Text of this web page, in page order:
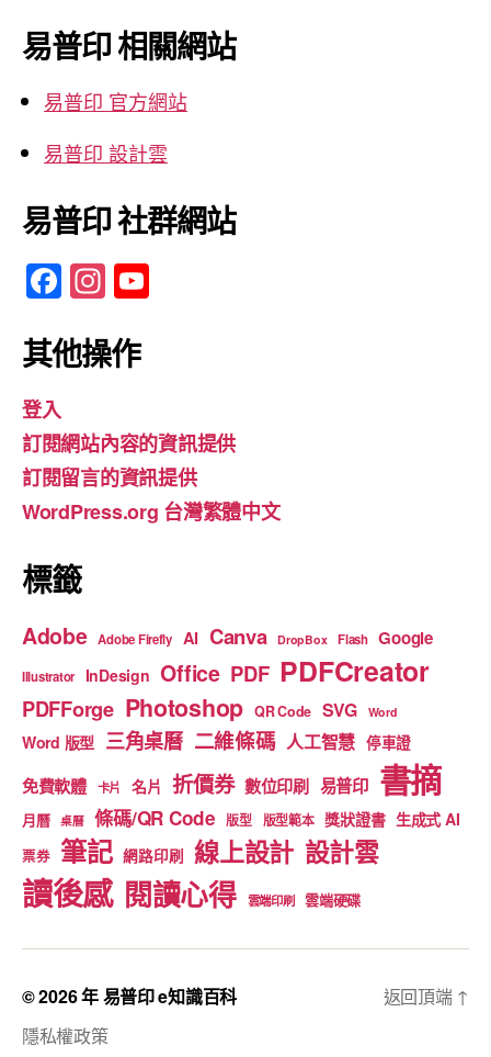
鍵
字:
易普印 相關網站
易普印 官方網站
易普印 設計雲
易普印 社群網站
F
c
b
o
o
k
In
a
a
m
u
b
e
其他操作
登入
訂閱網站內容的資訊提供
訂閱留言的資訊提供
WordPress.org 台灣繁體中文
標籤
Adobe Adobe Firefly AI Canva DropBox Flash Google
Illustrator InDesign Office PDF PDFCreator
PDFForge Photoshop QR Code SVG Word
Word 版型 三角桌曆 二維條碼 人工智慧 停車證
免費軟體 卡片 名片 折價券 數位印刷 易普印 書摘
月曆 桌曆 條碼/QR Code 版型 版型範本 獎狀證書 生成式 AI
票券 筆記 網路印刷 線上設計 設計雲
讀後感 閱讀心得 雲端印刷 雲端硬碟
© 2026 年易普印 e知識百科
隱私權政策
返回頂端 ↑